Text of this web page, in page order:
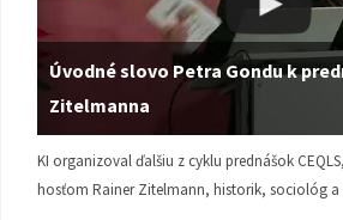
Úvodné slovo Petra Gondu k
Zitelmanna
KI organizoval ďalšiu z cyklu prednášok
hosťom Rainer Zitelmann, historik, sociológ